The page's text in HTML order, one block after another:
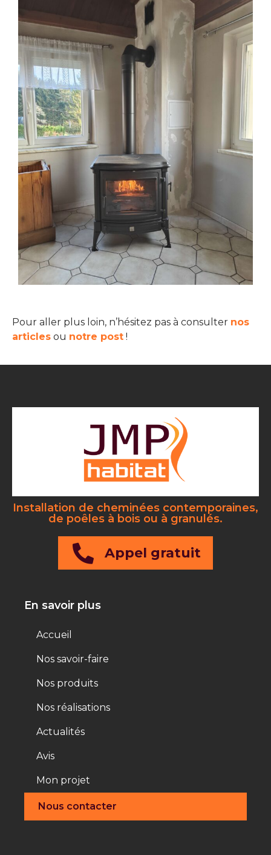
Pour aller plus loin, n’hésitez pas à consulter nos
articles ou notre post !
Installation de cheminées contemporaines,
de poêles à bois ou à granulés.
Appel gratuit
En savoir plus
Accueil
Nos savoir-faire
Nos produits
Nos réalisations
Actualités
Avis
Mon projet
Nous contacter